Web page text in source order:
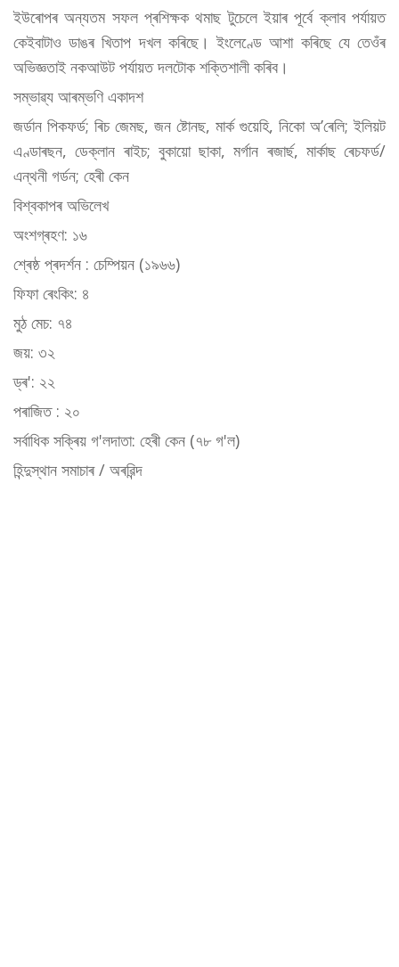
ইউৰোপৰ অন্যতম সফল প্ৰশিক্ষক থমাছ টুচেলে ইয়াৰ পূৰ্বে ক্লাব পৰ্যায়ত
কেইবাটাও ডাঙৰ খিতাপ দখল কৰিছে। ইংলেণ্ডে আশা কৰিছে যে তেওঁৰ
অভিজ্ঞতাই নকআউট পৰ্যায়ত দলটোক শক্তিশালী কৰিব।
সম্ভাৱ্য আৰম্ভণি একাদশ
জৰ্ডান পিকফৰ্ড; ৰিচ জেমছ, জন ষ্টোনছ, মাৰ্ক গুয়েহি, নিকো অ’ৰেলি; ইলিয়ট
এণ্ডাৰছন, ডেক্লান ৰাইচ; বুকায়ো ছাকা, মৰ্গান ৰজাৰ্ছ, মাৰ্কাছ ৰেচফৰ্ড/
এন্থনী গৰ্ডন; হেৰী কেন
বিশ্বকাপৰ অভিলেখ
অংশগ্ৰহণ: ১৬
শ্ৰেষ্ঠ প্ৰদৰ্শন : চেম্পিয়ন (১৯৬৬)
ফিফা ৰেংকিং: ৪
মুঠ মেচ: ৭৪
জয়: ৩২
ড্ৰ': ২২
পৰাজিত : ২০
সৰ্বাধিক সক্ৰিয় গ'লদাতা: হেৰী কেন (৭৮ গ'ল)
হিন্দুস্থান সমাচাৰ / অৰৱিন্দ